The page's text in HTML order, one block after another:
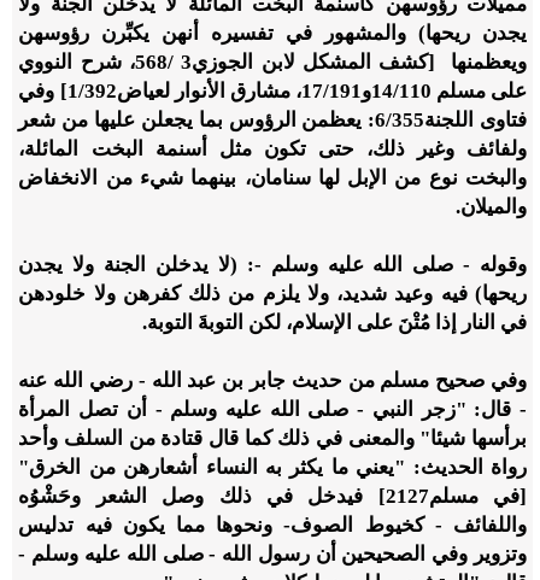
يجدن ريحها) والمشهور في تفسيره أنهن يكبِّرن رؤوسهن
ويعظمنها [كشف المشكل لابن الجوزي3 /568، شرح النووي
على مسلم 14/110و17/191، مشارق الأنوار لعياض1/392] وفي
فتاوى اللجنة6/355: يعظمن الرؤوس بما يجعلن عليها من شعر
ولفائف وغير ذلك، حتى تكون مثل أسنمة البخت المائلة،
والبخت نوع من الإبل لها سنامان، بينهما شيء من الانخفاض
والميلان.
وقوله - صلى الله عليه وسلم -: (لا يدخلن الجنة ولا يجدن
ريحها) فيه وعيد شديد، ولا يلزم من ذلك كفرهن ولا خلودهن
في النار إذا مُتْنَ على الإسلام، لكن التوبةَ التوبة.
وفي صحيح مسلم من حديث جابر بن عبد الله - رضي الله عنه
- قال: "زجر النبي - صلى الله عليه وسلم - أن تصل المرأة
برأسها شيئا" والمعنى في ذلك كما قال قتادة من السلف وأحد
رواة الحديث: "يعني ما يكثر به النساء أشعارهن من الخرق"
[في مسلم2127] فيدخل في ذلك وصل الشعر وحَشْوُه
واللفائف - كخيوط الصوف- ونحوها مما يكون فيه تدليس
وتزوير وفي الصحيحين أن رسول الله - صلى الله عليه وسلم -